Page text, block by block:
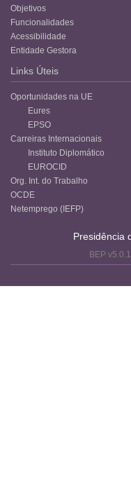
Objetivos
Funcionalidades
Acessibilidade
Entidade Gestora
Links Úteis
Oportunidades na UE
Eures
EPSO
Carreiras Internacionais
Instituto Diplomático
EUROCID
Org. Int. do Trabalho
OCDE
Netemprego (IEFP)
Presidência
BEP